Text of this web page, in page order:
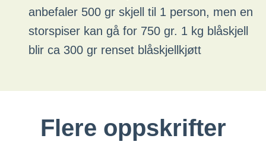
anbefaler 500 gr skjell til 1 person, men en
storspiser kan gå for 750 gr. 1 kg blåskjell
blir ca 300 gr renset blåskjellkjøtt
Flere oppskrifter